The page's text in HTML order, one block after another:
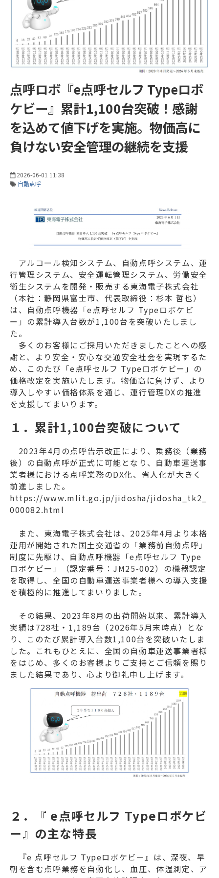
点呼ロボ『e点呼セルフ Typeロボ
ケビー』累計1,100台突破！感謝
を込めて値下げを実施。物価高に
負けない安全管理の継続を支援
2026-06-01 11:38
自動点呼
アルコール検知システム、自動点呼システム、運
行管理システム、安全運転管理システム、労働安全
衛生システムを開発・販売する東海電子株式会社
（本社：静岡県富士市、代表取締役：杉本 哲也）
は、自動点呼機器「e点呼セルフ Typeロボケビ
ー」の累計導入台数が1,100台を突破いたしまし
た。
多くのお客様にご採用いただきましたことへの感
謝と、より安全・安心な交通安全社会を実現するた
め、このたび「e点呼セルフ Typeロボケビー」の
価格改定を実施いたします。物価高に負けず、より
導入しやすい価格体系を通じ、運行管理DXの推進
を支援してまいります。
１．累計1,100台突破について
2023年4月の点呼告示改正により、乗務後（業務
後）の自動点呼が正式に可能となり、自動車運送事
業者様における点呼業務のDX化、省人化が大きく
前進しました。
https://www.mlit.go.jp/jidosha/jidosha_tk2_
000082.html
また、東海電子株式会社は、2025年4月より本格
運用が開始された国土交通省の「業務前自動点呼」
制度に先駆け、自動点呼機器「e点呼セルフ Type
ロボケビー」（認定番号：JM25-002）の機器認定
を取得し、全国の自動車運送事業者様への導入支援
を積極的に推進してまいりました。
その結果、2023年8月の出荷開始以来、累計導入
実績は728社・1,189台（2026年5月末時点）とな
り、このたび累計導入台数1,100台を突破いたしま
した。これもひとえに、全国の自動車運送事業者様
をはじめ、多くのお客様よりご支持とご信頼を賜り
ました結果であり、心より御礼申し上げます。
２．『 e点呼セルフ Typeロボケビ
ー』の主な特長
『e 点呼セルフ Typeロボケビー』は、深夜、早
朝を含む点呼業務を自動化し、血圧、体温測定、ア